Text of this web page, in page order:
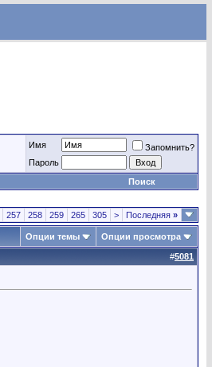
Имя
Запомнить?
Пароль
Поиск
257 258 259 265 305 > Последняя »
Опции темы Опции просмотра
#5081